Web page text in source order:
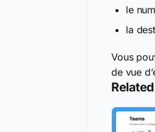
le
la
Vous
de vue